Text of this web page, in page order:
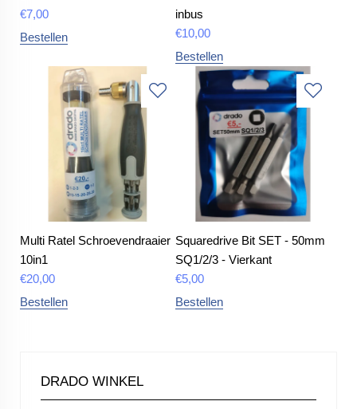
€7,00
Bestellen
inbus
€10,00
Bestellen
Multi Ratel Schroevendraaier
10in1
€20,00
Bestellen
Squaredrive Bit SET - 50mm
SQ1/2/3 - Vierkant
€5,00
Bestellen
DRADO WINKEL